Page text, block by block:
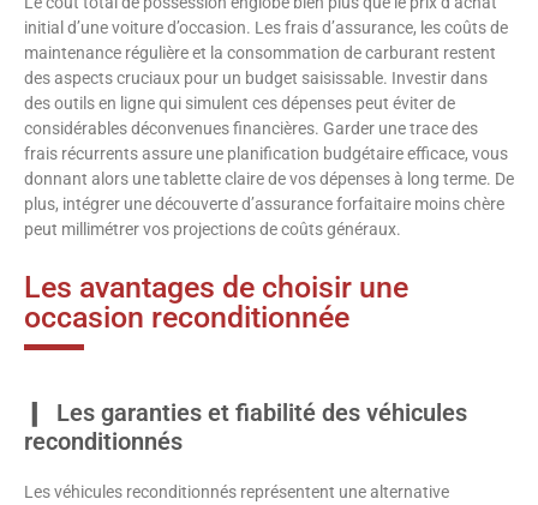
initial d’une voiture d’occasion. Les frais d’assurance, les coûts de
maintenance régulière et la consommation de carburant restent
des aspects cruciaux pour un budget saisissable. Investir dans
des outils en ligne qui simulent ces dépenses peut éviter de
considérables déconvenues financières. Garder une trace des
frais récurrents assure une planification budgétaire efficace, vous
donnant alors une tablette claire de vos dépenses à long terme. De
plus, intégrer une découverte d’assurance forfaitaire moins chère
peut millimétrer vos projections de coûts généraux.
Les avantages de choisir une
occasion reconditionnée
Les garanties et fiabilité des véhicules
reconditionnés
Les véhicules reconditionnés représentent une alternative